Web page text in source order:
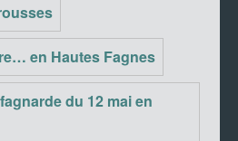
en Hautes Fagnes
du 12 mai en